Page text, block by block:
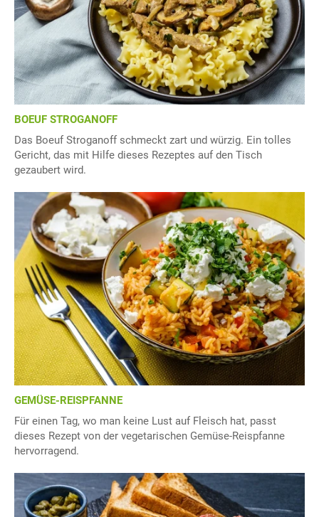
BOEUF STROGANOFF
Das Boeuf Stroganoff schmeckt zart und würzig. Ein tolles
Gericht, das mit Hilfe dieses Rezeptes auf den Tisch
gezaubert wird.
GEMÜSE-REISPFANNE
Für einen Tag, wo man keine Lust auf Fleisch hat, passt
dieses Rezept von der vegetarischen Gemüse-Reispfanne
hervorragend.